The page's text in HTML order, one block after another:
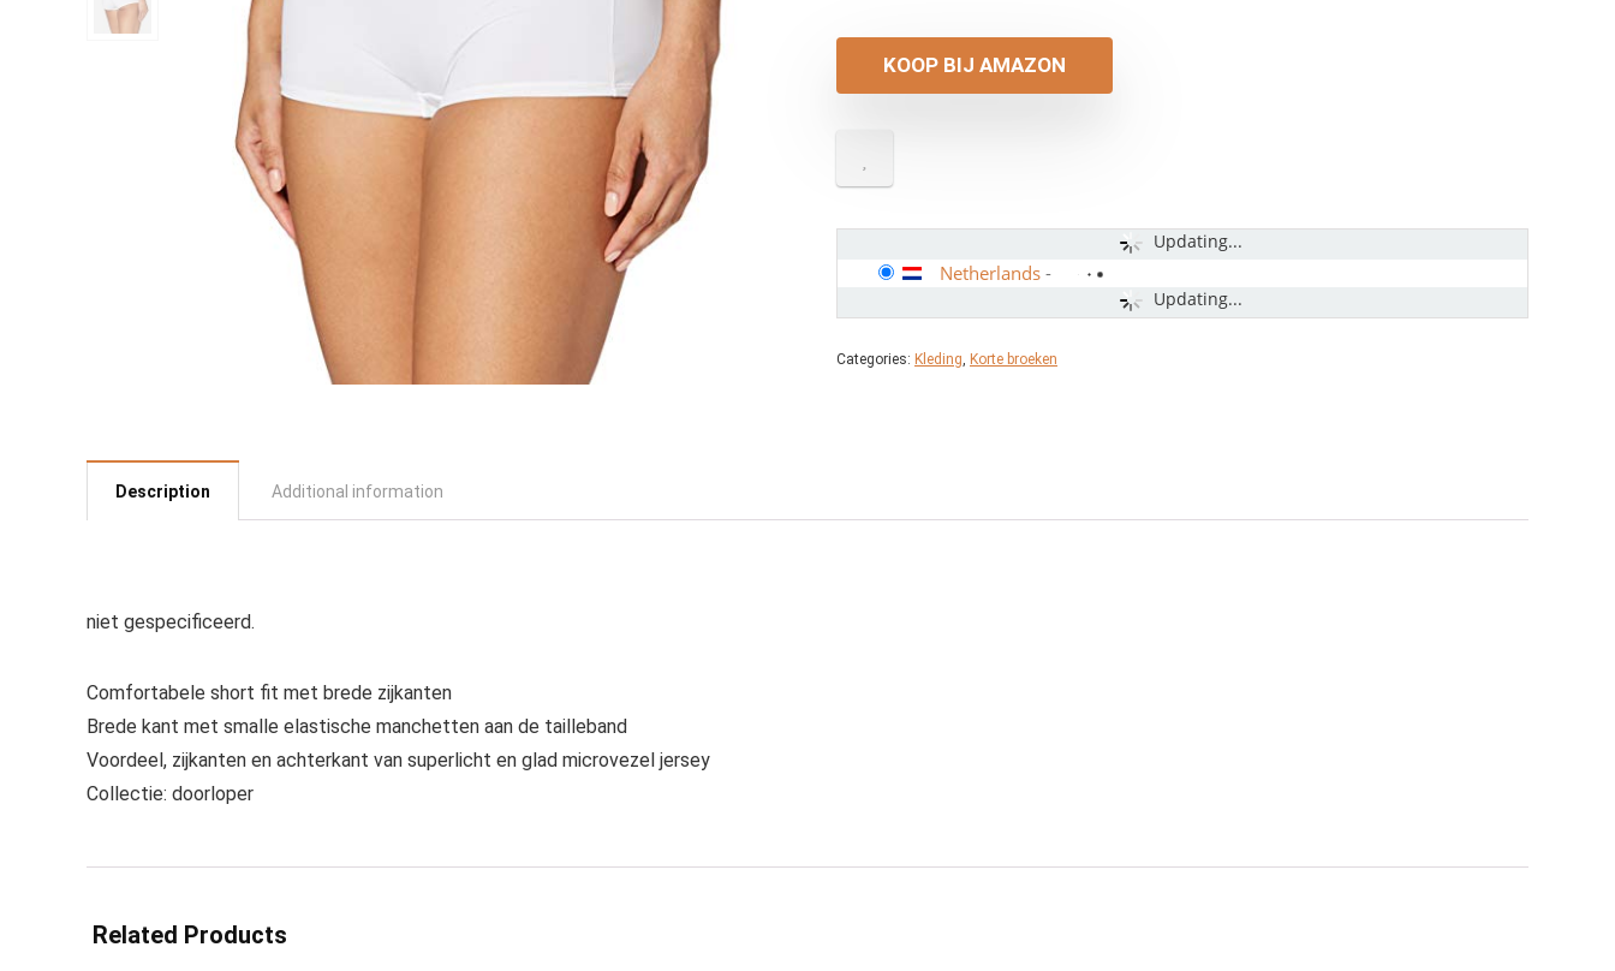
KOOP BIJ AMAZON
Updating...
Updating...
Netherlands -
Categories: Kleding, Korte broeken
Description Additional information
niet gespecificeerd.
Comfortabele short fit met brede zijkanten
Brede kant met smalle elastische manchetten aan de tailleband
Voordeel, zijkanten en achterkant van superlicht en glad microvezel jersey
Collectie: doorloper
Related Products